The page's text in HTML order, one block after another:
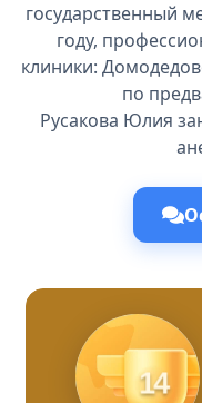
государственный
году,
клиники:
по
Русакова Юлия
14